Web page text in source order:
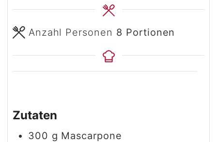
Anzahl Personen 8 Portionen
Zutaten
300 g Mascarpone